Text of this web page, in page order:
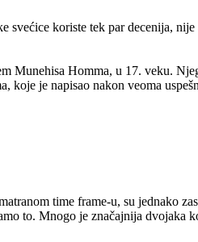
svećice koriste tek par decenija,
Munehisa Homma, u 17. veku.
je napisao nakon veoma
time frame-u, su jednako
to. Mnogo je značajnija dvojaka